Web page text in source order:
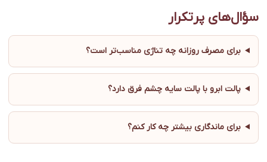
سؤال‌های پرتکرار
برای مصرف روزانه چه تناژی مناسب‌تر است؟
پالت ابرو با پالت سایه چشم فرق دارد؟
برای ماندگاری بیشتر چه کار کنم؟